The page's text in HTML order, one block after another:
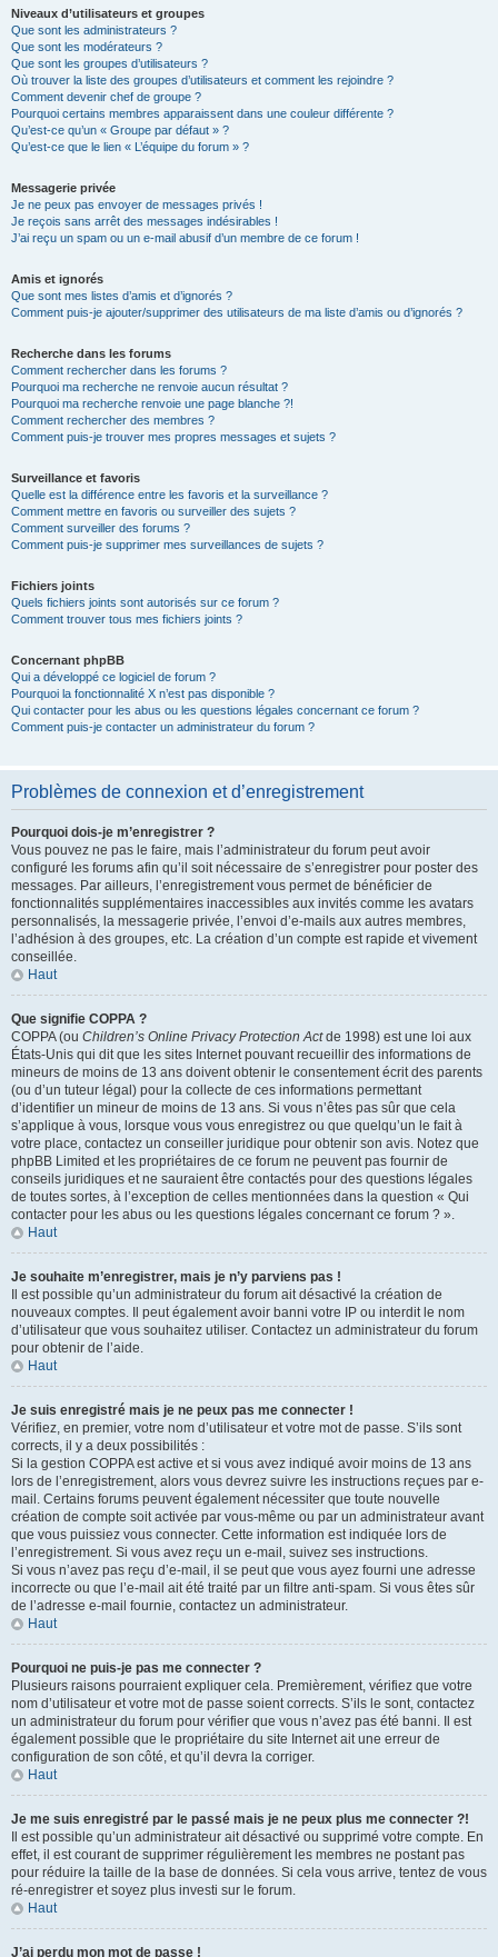
Niveaux d’utilisateurs et groupes
Que sont les administrateurs ?
Que sont les modérateurs ?
Que sont les groupes d’utilisateurs ?
Où trouver la liste des groupes d’utilisateurs et comment les rejoindre ?
Comment devenir chef de groupe ?
Pourquoi certains membres apparaissent dans une couleur différente ?
Qu’est-ce qu’un « Groupe par défaut » ?
Qu’est-ce que le lien « L’équipe du forum » ?
Messagerie privée
Je ne peux pas envoyer de messages privés !
Je reçois sans arrêt des messages indésirables !
J’ai reçu un spam ou un e-mail abusif d’un membre de ce forum !
Amis et ignorés
Que sont mes listes d’amis et d’ignorés ?
Comment puis-je ajouter/supprimer des utilisateurs de ma liste d’amis ou d’ignorés ?
Recherche dans les forums
Comment rechercher dans les forums ?
Pourquoi ma recherche ne renvoie aucun résultat ?
Pourquoi ma recherche renvoie une page blanche ?!
Comment rechercher des membres ?
Comment puis-je trouver mes propres messages et sujets ?
Surveillance et favoris
Quelle est la différence entre les favoris et la surveillance ?
Comment mettre en favoris ou surveiller des sujets ?
Comment surveiller des forums ?
Comment puis-je supprimer mes surveillances de sujets ?
Fichiers joints
Quels fichiers joints sont autorisés sur ce forum ?
Comment trouver tous mes fichiers joints ?
Concernant phpBB
Qui a développé ce logiciel de forum ?
Pourquoi la fonctionnalité X n’est pas disponible ?
Qui contacter pour les abus ou les questions légales concernant ce forum ?
Comment puis-je contacter un administrateur du forum ?
Problèmes de connexion et d’enregistrement
Pourquoi dois-je m’enregistrer ?
Vous pouvez ne pas le faire, mais l’administrateur du forum peut avoir
configuré les forums afin qu’il soit nécessaire de s’enregistrer pour poster des
messages. Par ailleurs, l’enregistrement vous permet de bénéficier de
fonctionnalités supplémentaires inaccessibles aux invités comme les avatars
personnalisés, la messagerie privée, l’envoi d’e-mails aux autres membres,
l’adhésion à des groupes, etc. La création d’un compte est rapide et vivement
conseillée.
Haut
Que signifie COPPA ?
COPPA (ou Children’s Online Privacy Protection Actde 1998) est une loi aux
États-Unis qui dit que les sites Internet pouvant recueillir des informations de
mineurs de moins de 13 ans doivent obtenir le consentement écrit des parents
(ou d’un tuteur légal) pour la collecte de ces informations permettant
d’identifier un mineur de moins de 13 ans. Si vous n’êtes pas sûr que cela
s’applique à vous, lorsque vous vous enregistrez ou que quelqu’un le fait à
votre place, contactez un conseiller juridique pour obtenir son avis. Notez que
phpBB Limited et les propriétaires de ce forum ne peuvent pas fournir de
conseils juridiques et ne sauraient être contactés pour des questions légales
de toutes sortes, à l’exception de celles mentionnées dans la question « Qui
contacter pour les abus ou les questions légales concernant ce forum ? ».
Haut
Je souhaite m’enregistrer, mais je n’y parviens pas !
Il est possible qu’un administrateur du forum ait désactivé la création de
nouveaux comptes. Il peut également avoir banni votre IP ou interdit le nom
d’utilisateur que vous souhaitez utiliser. Contactez un administrateur du forum
pour obtenir de l’aide.
Haut
Je suis enregistré mais je ne peux pas me connecter !
Vérifiez, en premier, votre nom d’utilisateur et votre mot de passe. S’ils sont
corrects, il y a deux possibilités :
Si la gestion COPPA est active et si vous avez indiqué avoir moins de 13 ans
lors de l’enregistrement, alors vous devrez suivre les instructions reçues par e-
mail. Certains forums peuvent également nécessiter que toute nouvelle
création de compte soit activée par vous-même ou par un administrateur avant
que vous puissiez vous connecter. Cette information est indiquée lors de
l’enregistrement. Si vous avez reçu un e-mail, suivez ses instructions.
Si vous n’avez pas reçu d’e-mail, il se peut que vous ayez fourni une adresse
incorrecte ou que l’e-mail ait été traité par un filtre anti-spam. Si vous êtes sûr
de l’adresse e-mail fournie, contactez un administrateur.
Haut
Pourquoi ne puis-je pas me connecter ?
Plusieurs raisons pourraient expliquer cela. Premièrement, vérifiez que votre
nom d’utilisateur et votre mot de passe soient corrects. S’ils le sont, contactez
un administrateur du forum pour vérifier que vous n’avez pas été banni. Il est
également possible que le propriétaire du site Internet ait une erreur de
configuration de son côté, et qu’il devra la corriger.
Haut
Je me suis enregistré par le passé mais je ne peux plus me connecter ?!
Il est possible qu’un administrateur ait désactivé ou supprimé votre compte. En
effet, il est courant de supprimer régulièrement les membres ne postant pas
pour réduire la taille de la base de données. Si cela vous arrive, tentez de vous
ré-enregistrer et soyez plus investi sur le forum.
Haut
J’ai perdu mon mot de passe !